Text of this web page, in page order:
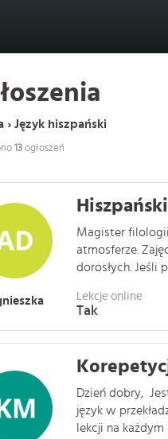
› Język hiszpański
13 ogłoszeń
Magister
atmosferze.
dorosłych. Jeśli
Lekcje online
Tak
Dzień dobry,
język w
lekcji na każdym